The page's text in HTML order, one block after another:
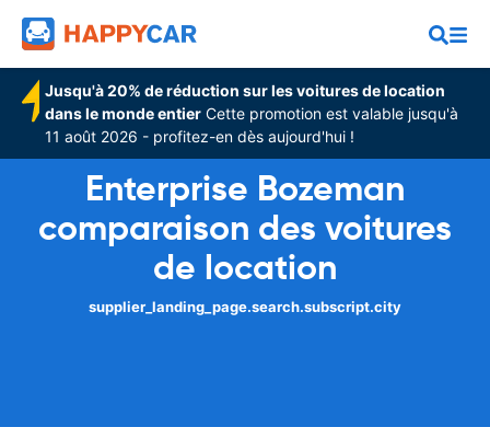
Jusqu'à 20% de réduction sur les voitures de location
dans le monde entier Cette promotion est valable jusqu'à
11 août 2026 - profitez-en dès aujourd'hui !
Enterprise Bozeman
comparaison des voitures
de location
supplier_landing_page.search.subscript.city